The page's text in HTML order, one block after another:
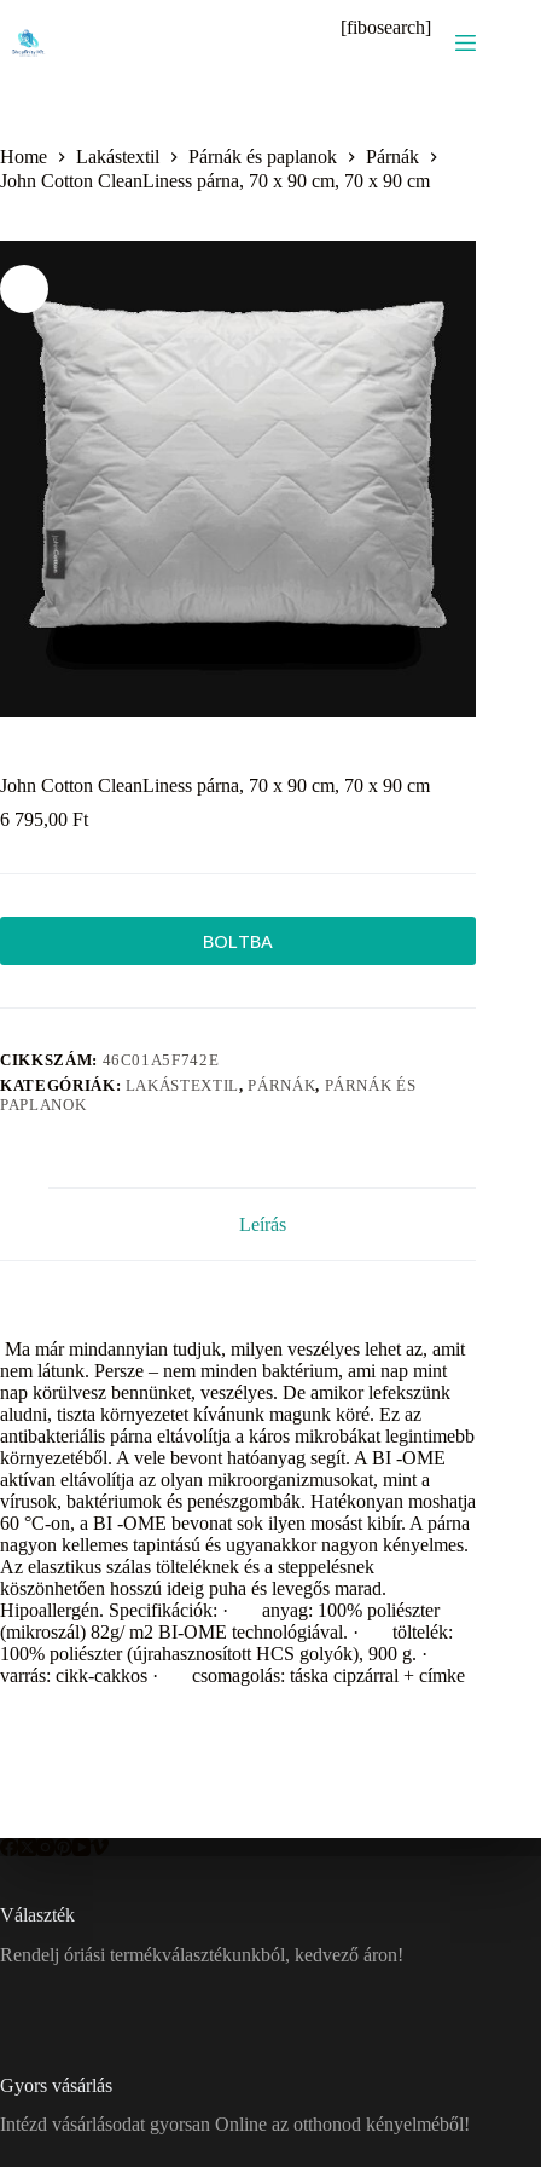
content
[fibosearch]
Home Lakástextil Párnák és paplanok
Párnák
John Cotton CleanLiness párna, 70 x 90 cm, 70 x 90 cm
John Cotton CleanLiness párna, 70 x 90 cm, 70 x 90 cm
6 795,00 Ft
BOLTBA
CIKKSZÁM: 46C01A5F742E
KATEGÓRIÁK: LAKÁSTEXTIL,PÁRNÁK, PÁRNÁK ÉS
PAPLANOK
Leírás
Ma már mindannyian tudjuk, milyen veszélyes lehet az, amit
nem látunk. Persze – nem minden baktérium, ami nap mint
nap körülvesz bennünket, veszélyes. De amikor lefekszünk
aludni, tiszta környezetet kívánunk magunk köré. Ez az
antibakteriális párna eltávolítja a káros mikrobákat legintimebb
környezetéből. A vele bevont hatóanyag segít. A BI -OME
aktívan eltávolítja az olyan mikroorganizmusokat, mint a
vírusok, baktériumok és penészgombák. Hatékonyan moshatja
60 °C-on, a BI -OME bevonat sok ilyen mosást kibír. A párna
nagyon kellemes tapintású és ugyanakkor nagyon kényelmes.
Az elasztikus szálas tölteléknek és a steppelésnek
köszönhetően hosszú ideig puha és levegős marad.
Hipoallergén. Specifikációk: · anyag: 100% poliészter
(mikroszál) 82g/ m2 BI-OME technológiával. · töltelék:
100% poliészter (újrahasznosított HCS golyók), 900 g. ·
varrás: cikk-cakkos · csomagolás: táska cipzárral + címke
Választék
Rendelj óriási termékválasztékunkból, kedvező áron!
Gyors vásárlás
Intézd vásárlásodat gyorsan Online az otthonod kényelméből!